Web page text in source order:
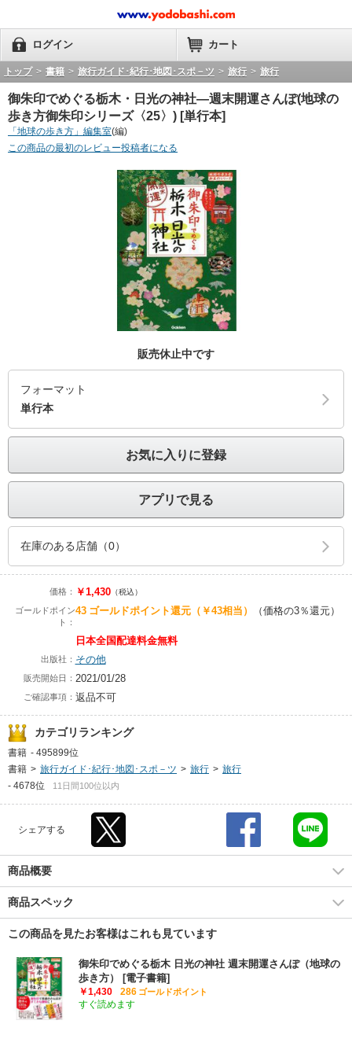
ログイン カート
トップ > 書籍 > 旅行ガイド･紀行･地図･スポ－ツ > 旅行 > 旅行
御朱印でめぐる栃木・日光の神社―週末開運さんぽ(地球の
歩き方御朱印シリーズ〈25〉) [単行本]
「地球の歩き方」編集室(編)
この商品の最初のレビュー投稿者になる
販売休止中です
フォーマット
単行本
お気に入りに登録
アプリで見る
在庫のある店舗（0）
価格： ￥1,430（税込）
ゴールドポイン
ト：
43 ゴールドポイント還元（￥43相当） （価格の3％還元）
日本全国配達料金無料
出版社： その他
販売開始日： 2021/01/28
ご確認事項： 返品不可
カテゴリランキング
書籍 - 495899位
書籍 > 旅行ガイド･紀行･地図･スポ－ツ > 旅行 > 旅行
- 4678位 11日間100位以内
シェアする
商品概要
商品スペック
この商品を見たお客様はこれも見ています
御朱印でめぐる栃木 日光の神社 週末開運さんぽ（地球の
歩き方） [電子書籍]
￥1,430 286 ゴールドポイント
すぐ読めます